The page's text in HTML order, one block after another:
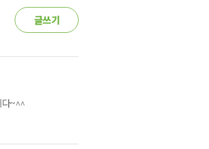
보도기사
참여후기
글쓰기
다~^^